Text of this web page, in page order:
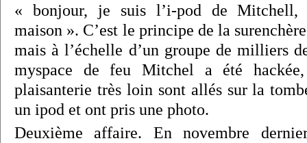
« bonjour, je suis l’i-pod de
maison ». C’est le principe de la
mais à l’échelle d’un groupe de milliers
myspace de feu Mitchel a été
plaisanterie très loin sont allés sur la
un ipod et ont pris une photo.
Deuxième affaire. En novembre